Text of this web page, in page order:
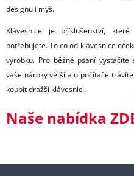
designu i myš.
Klávesnice je příslušenství,
potřebujete. To co od klávesnice
výrobku. Pro běžné psaní
vaše nároky větší a u počítače
koupit dražší klávesnici.
Naše nabídka